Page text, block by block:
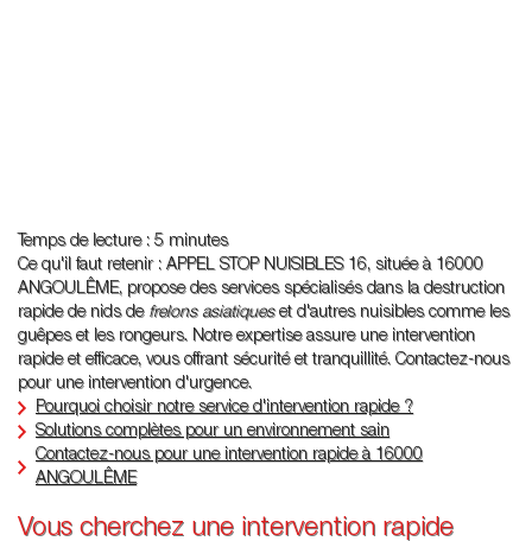
Temps de lecture : 5 minutes
Ce qu'il faut retenir : APPEL STOP NUISIBLES 16, située à 16000
ANGOULÊME, propose des services spécialisés dans la destruction
rapide de nids de frelons asiatiqueset d'autres nuisibles comme les
guêpes et les rongeurs. Notre expertise assure une intervention
rapide et efficace, vous offrant sécurité et tranquillité. Contactez-nous
pour une intervention d'urgence.
Pourquoi choisir notre service d'intervention rapide ?
Solutions complètes pour un environnement sain
Contactez-nous pour une intervention rapide à 16000
ANGOULÊME
Vous cherchez une intervention rapide